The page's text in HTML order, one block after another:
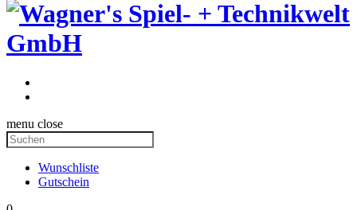
menu close
Wunschliste
Gutschein